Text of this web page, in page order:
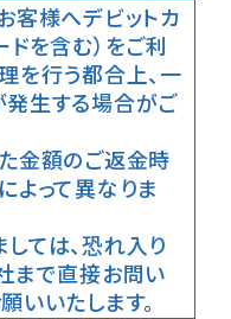
客様へデビットカ
を含む）をご利
を行う都合上、一
生する場合がご
金額のご返金時
よって異なりま
ては、恐れ入り
まで直接お問い
いいたします。